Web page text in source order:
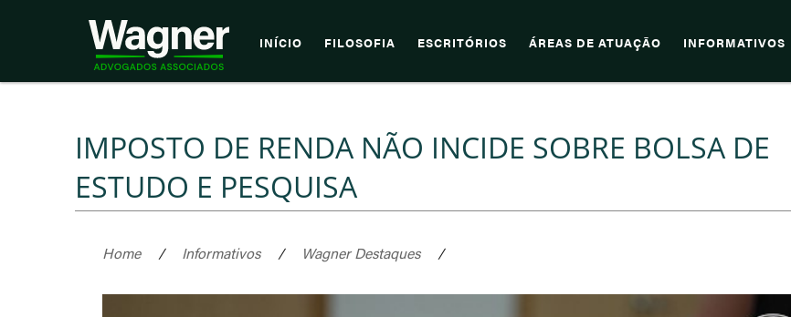
INÍCIO FILOSOFIA ESCRITÓRIOS ÁREAS DE ATUAÇÃO INFORMATIVOS
IMPOSTO DE RENDA NÃO INCIDE SOBRE BOLSA DE
ESTUDO E PESQUISA
Home / Informativos / Wagner Destaques /